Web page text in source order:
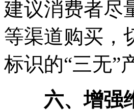
建议消费者尽
等渠道购买，
标识的“三无”
六、增强维